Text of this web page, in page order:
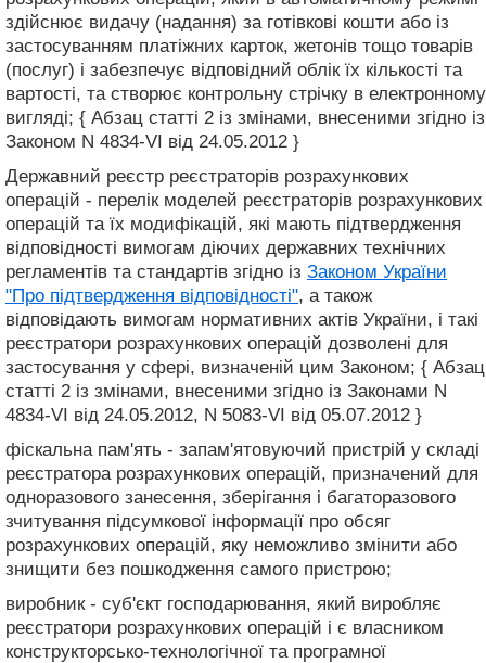
здійснює видачу (надання) за готівкові кошти або із
застосуванням платіжних карток, жетонів тощо товарів
(послуг) і забезпечує відповідний облік їх кількості та
вартості, та створює контрольну стрічку в електронному
вигляді; { Абзац статті 2 із змінами, внесеними згідно із
Законом N 4834-VI від 24.05.2012 }
Державний реєстр реєстраторів розрахункових
операцій - перелік моделей реєстраторів розрахункових
операцій та їх модифікацій, які мають підтвердження
відповідності вимогам діючих державних технічних
регламентів та стандартів згідно із Законом України
"Про підтвердження відповідності", а також
відповідають вимогам нормативних актів України, i такі
реєстратори розрахункових операцій дозволені для
застосування у сфері, визначеній цим Законом; { Абзац
статті 2 із змінами, внесеними згідно із Законами N
4834-VI від 24.05.2012, N 5083-VI від 05.07.2012 }
фіскальна пам'ять - запам'ятовуючий пристрій у складі
реєстратора розрахункових операцій, призначений для
одноразового занесення, зберігання і багаторазового
зчитування підсумкової інформації про обсяг
розрахункових операцій, яку неможливо змінити або
знищити без пошкодження самого пристрою;
виробник - суб'єкт господарювання, який виробляє
реєстратори розрахункових операцій і є власником
конструкторсько-технологічної та програмної